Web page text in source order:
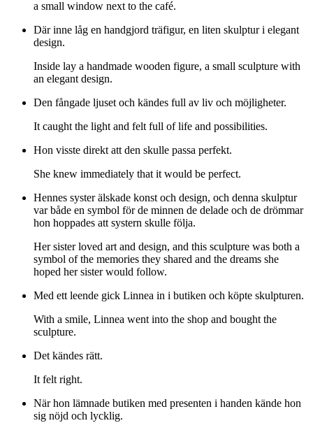
a small window next to the café.
Där inne låg en handgjord träfigur, en liten skulptur i elegant
design.
Inside lay a handmade wooden figure, a small sculpture with
an elegant design.
Den fångade ljuset och kändes full av liv och möjligheter.
It caught the light and felt full of life and possibilities.
Hon visste direkt att den skulle passa perfekt.
She knew immediately that it would be perfect.
Hennes syster älskade konst och design, och denna skulptur
var både en symbol för de minnen de delade och de drömmar
hon hoppades att systern skulle följa.
Her sister loved art and design, and this sculpture was both a
symbol of the memories they shared and the dreams she
hoped her sister would follow.
Med ett leende gick Linnea in i butiken och köpte skulpturen.
With a smile, Linnea went into the shop and bought the
sculpture.
Det kändes rätt.
It felt right.
När hon lämnade butiken med presenten i handen kände hon
sig nöjd och lycklig.